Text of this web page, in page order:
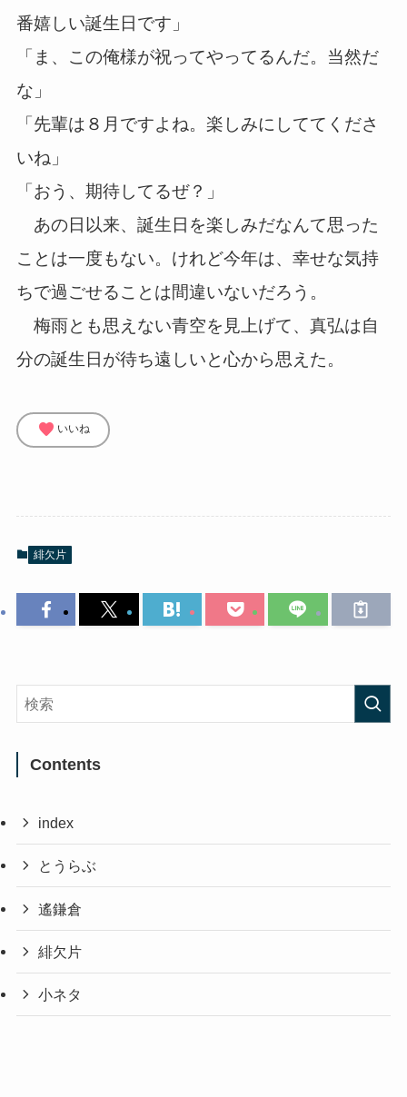
番嬉しい誕生日です」
「ま、この俺様が祝ってやってるんだ。当然だ
な」
「先輩は８月ですよね。楽しみにしててくださ
いね」
「おう、期待してるぜ？」
あの日以来、誕生日を楽しみだなんて思った
ことは一度もない。けれど今年は、幸せな気持
ちで過ごせることは間違いないだろう。
梅雨とも思えない青空を見上げて、真弘は自
分の誕生日が待ち遠しいと心から思えた。
favorite いいね
緋欠片
Contents
index
とうらぶ
遙鎌倉
緋欠片
小ネタ